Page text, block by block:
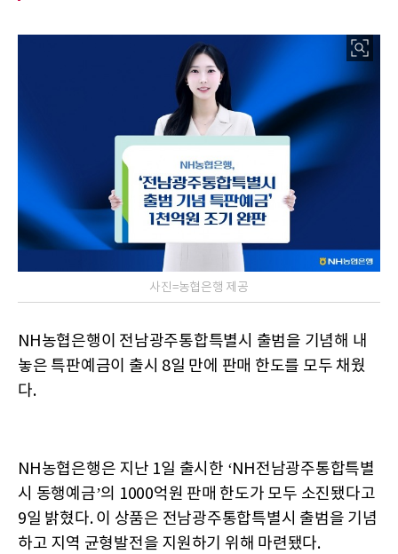
사진=농협은행 제공
NH농협은행이 전남광주통합특별시 출범을 기념해 내
놓은 특판예금이 출시 8일 만에 판매 한도를 모두 채웠
다.
NH농협은행은 지난 1일 출시한 ‘NH전남광주통합특별
시 동행예금’의 1000억원 판매 한도가 모두 소진됐다고
9일 밝혔다. 이 상품은 전남광주통합특별시 출범을 기념
하고 지역 균형발전을 지원하기 위해 마련됐다.